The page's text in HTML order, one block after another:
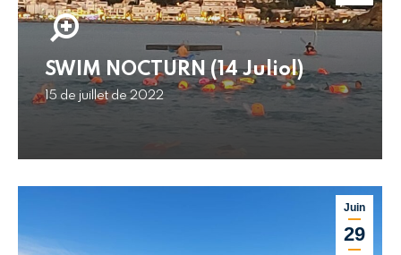
SWIM NOCTURN (14 Juliol)
15 de juillet de 2022
Juin
29